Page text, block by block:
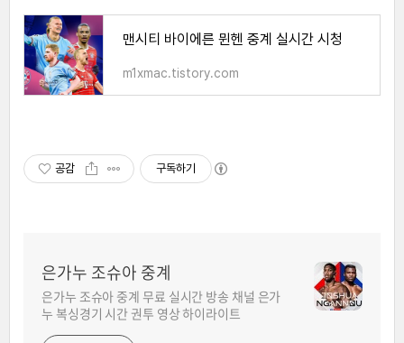
맨시티 바이에른 뮌헨 중계 실시간 시청
m1xmac.tistory.com
공감 구독하기
은가누 조슈아 중계
은가누 조슈아 중계 무료 실시간 방송 채널 은가
누 복싱경기 시간 권투 영상 하이라이트